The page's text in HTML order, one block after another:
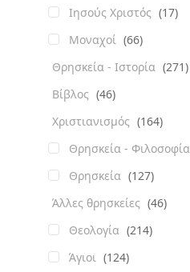
Ιησούς Χριστός (17)
Μοναχοί (66)
Θρησκεία - Ιστορία (271)
Βίβλος (46)
Χριστιανισμός (164)
Θρησκεία -
Θρησκεία (127)
Άλλες θρησκείες (46)
Θεολογία (214)
Άγιοι (124)